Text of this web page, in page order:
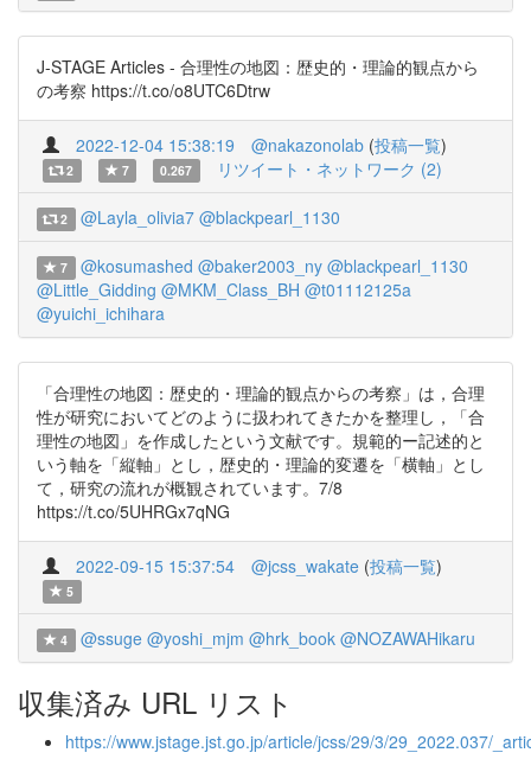
J-STAGE Articles - 合理性の地図：歴史的・理論的観点から
の考察 https://t.co/o8UTC6Dtrw
2022-12-04 15:38:19 @nakazonolab (投稿一覧)
2 7 0.267 リツイート・ネットワーク (2)
2 @Layla_olivia7 @blackpearl_1130
7 @kosumashed @baker2003_ny @blackpearl_1130
@Little_Gidding @MKM_Class_BH @t01112125a
@yuichi_ichihara
「合理性の地図：歴史的・理論的観点からの考察」は，合理
性が研究においてどのように扱われてきたかを整理し，「合
理性の地図」を作成したという文献です。規範的ー記述的と
いう軸を「縦軸」とし，歴史的・理論的変遷を「横軸」とし
て，研究の流れが概観されています。7/8
https://t.co/5UHRGx7qNG
2022-09-15 15:37:54 @jcss_wakate (投稿一覧)
5
4 @ssuge @yoshi_mjm @hrk_book @NOZAWAHikaru
収集済み URL リスト
https://www.jstage.jst.go.jp/article/jcss/29/3/29_2022.037/